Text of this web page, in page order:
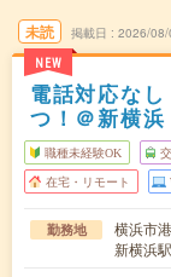
未読
NEW
掲載日 2026/08/
電話対応な
つ！＠新横浜
職種未経験OK
在宅・リモート
勤務地
横浜市
新横浜